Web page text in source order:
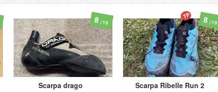
Scarpa drago
8/10
Scarpa Ribelle Run 2
8/10
TP